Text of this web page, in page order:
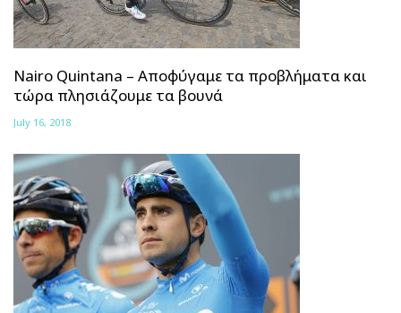
Nairo Quintana – Αποφύγαμε τα προβλήματα και
τώρα πλησιάζουμε τα βουνά
July 16, 2018